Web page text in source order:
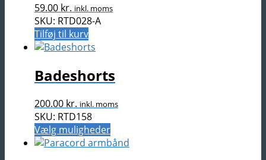
59.00 kr. inkl. moms
SKU: RTD028-A
Tilføj til kurv
Badeshorts
200.00 kr. inkl. moms
SKU: RTD158
Vælg mulighederDette
vare